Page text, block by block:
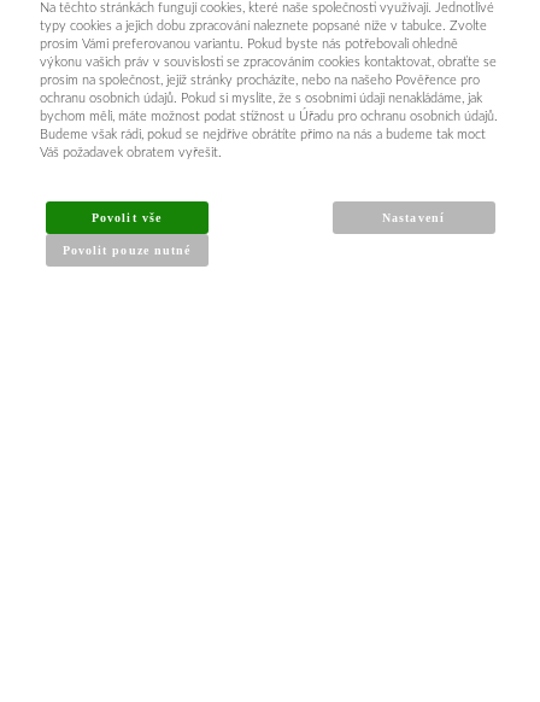
Na těchto stránkách fungují cookies, které naše společnosti využívají. Jednotlivé
typy cookies a jejich dobu zpracování naleznete popsané níže v tabulce. Zvolte
prosím Vámi preferovanou variantu. Pokud byste nás potřebovali ohledně
výkonu vašich práv v souvislosti se zpracováním cookies kontaktovat, obraťte se
prosím na společnost, jejíž stránky procházíte, nebo na našeho Pověřence pro
ochranu osobních údajů. Pokud si myslíte, že s osobními údaji nenakládáme, jak
bychom měli, máte možnost podat stížnost u Úřadu pro ochranu osobních údajů.
Budeme však rádi, pokud se nejdříve obrátíte přímo na nás a budeme tak moct
Váš požadavek obratem vyřešit.
Povolit vše
Povolit pouze nutné
Nastavení